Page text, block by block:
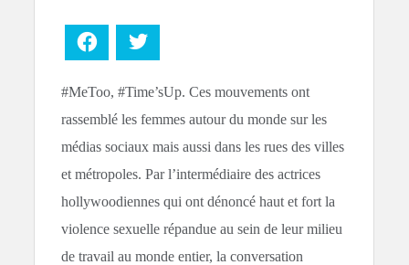
Facebook
#MeToo, #Time’sUp. Ces mouvements ont
rassemblé les femmes autour du monde sur les
médias sociaux mais aussi dans les rues des villes
et métropoles. Par l’intermédiaire des actrices
hollywoodiennes qui ont dénoncé haut et fort la
violence sexuelle répandue au sein de leur milieu
de travail au monde entier, la conversation